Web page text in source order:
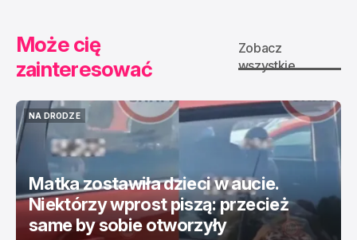
Może cię
zainteresować
Zobacz
wszystkie
NA DRODZE
NA DRODZE
Matka zostawiła dzieci w aucie.
Niektórzy wprost piszą: przecież
same by sobie otworzyły